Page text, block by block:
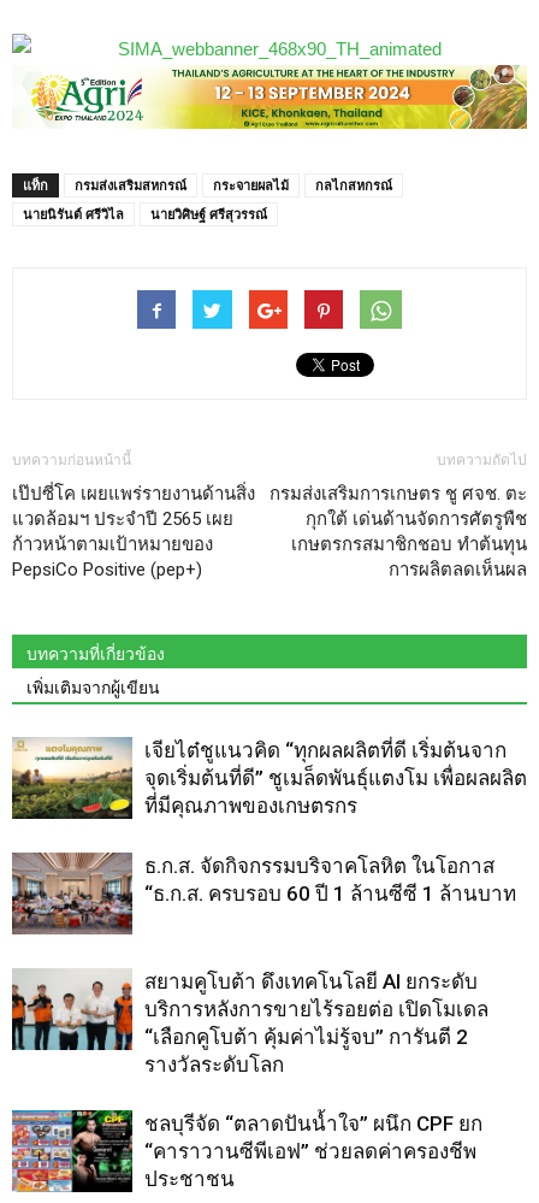
แท็ก กรมส่งเสริมสหกรณ์ กระจายผลไม้
กลไกสหกรณ์
นายนิรันต์ ศรีวิไล
นายวิศิษฐ์ ศรีสุวรรณ์
บทความก่อนหน้านี้
เป๊ปซี่โค เผยแพร่รายงานด้านสิ่ง
แวดล้อมฯ ประจำปี 2565 เผย
ก้าวหน้าตามเป้าหมายของ
PepsiCo Positive (pep+)
บทความถัดไป
กรมส่งเสริมการเกษตร ชู ศจช. ตะ
กุกใต้ เด่นด้านจัดการศัตรูพืช
เกษตรกรสมาชิกชอบ ทำต้นทุน
การผลิตลดเห็นผล
บทความที่เกี่ยวข้อง
เพิ่มเติมจากผู้เขียน
เจียไต๋ชูแนวคิด “ทุกผลผลิตที่ดี เริ่มต้นจาก
จุดเริ่มต้นที่ดี” ชูเมล็ดพันธุ์แตงโม เพื่อผลผลิต
ที่มีคุณภาพของเกษตรกร
ธ.ก.ส. จัดกิจกรรมบริจาคโลหิต ในโอกาส
“ธ.ก.ส. ครบรอบ 60 ปี 1 ล้านซีซี 1 ล้านบาท
สยามคูโบต้า ดึงเทคโนโลยี AI ยกระดับ
บริการหลังการขายไร้รอยต่อ เปิดโมเดล
“เลือกคูโบต้า คุ้มค่าไม่รู้จบ” การันตี 2
รางวัลระดับโลก
ชลบุรีจัด “ตลาดปันน้ำใจ” ผนึก CPF ยก
“คาราวานซีพีเอฟ” ช่วยลดค่าครองชีพ
ประชาชน